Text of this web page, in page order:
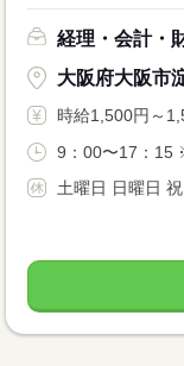
経理・会計・
大阪府大阪市
時給1,500円～
9：00〜17：15
土曜日 日曜日 祝